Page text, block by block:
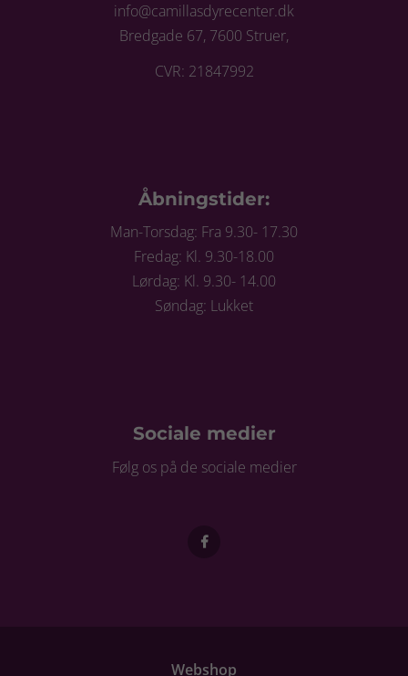
info@camillasdyrecenter.dk
Bredgade 67, 7600 Struer,
CVR: 21847992
Åbningstider:
Man-Torsdag: Fra 9.30- 17.30
Fredag: Kl. 9.30-18.00
Lørdag: Kl. 9.30- 14.00
Søndag: Lukket
Sociale medier
Følg os på de sociale medier
Webshop